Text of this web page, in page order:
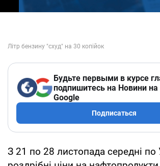
Будьте первыми в курсе
подпишитесь на Новини на
Google
Подписаться
З 21 по 28 листопада середні по